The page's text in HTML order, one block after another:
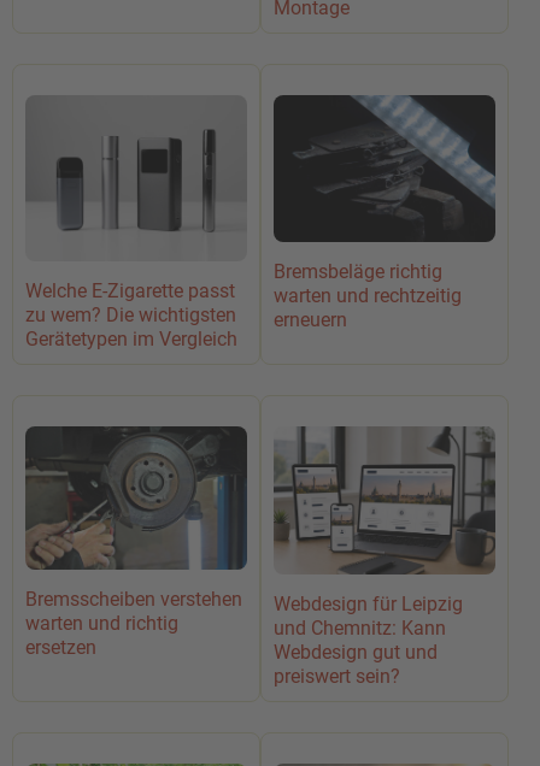
Montage
Welche E-Zigarette passt
zu wem? Die wichtigsten
Gerätetypen im Vergleich
Bremsbeläge richtig
warten und rechtzeitig
erneuern
Bremsscheiben verstehen
warten und richtig
ersetzen
Webdesign für Leipzig
und Chemnitz: Kann
Webdesign gut und
preiswert sein?